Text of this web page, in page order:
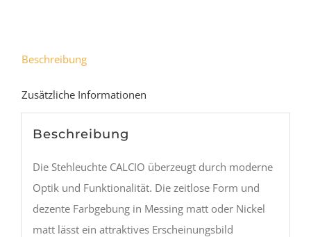
Beschreibung
Zusätzliche Informationen
Beschreibung
Die Stehleuchte CALCIO überzeugt durch moderne
Optik und Funktionalität. Die zeitlose Form und
dezente Farbgebung in Messing matt oder Nickel
matt lässt ein attraktives Erscheinungsbild